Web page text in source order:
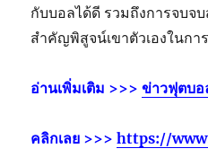
กับบอลได้ดี รวมถึงการจบจ
สำคัญพิสูจน์เขาตัวเองในกา
อ่านเพิ่มเติม >>>ข่าวฟุตบอ
คลิกเลย >>>https://